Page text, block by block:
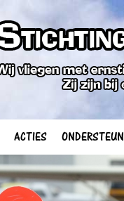
ACTIES ONDERSTEUN